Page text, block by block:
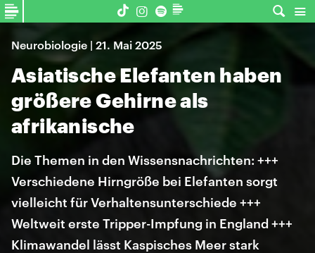
Neurobiologie | 21. Mai 2025
Asiatische Elefanten haben
größere Gehirne als
afrikanische
Die Themen in den Wissensnachrichten: +++
Verschiedene Hirngröße bei Elefanten sorgt
vielleicht für Verhaltensunterschiede +++
Weltweit erste Tripper-Impfung in England +++
Klimawandel lässt Kaspisches Meer stark